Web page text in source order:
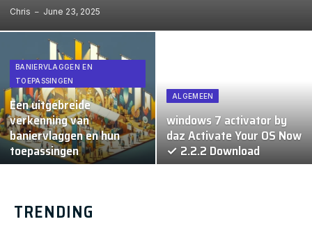
Chris June 23, 2025
BANIERVLAGGEN EN
TOEPASSINGEN
Een uitgebreide
verkenning van
baniervlaggen en hun
toepassingen
ALGEMEEN
windows 7 activator by
daz Activate Your OS Now
✓ 2.2.2 Download
TRENDING